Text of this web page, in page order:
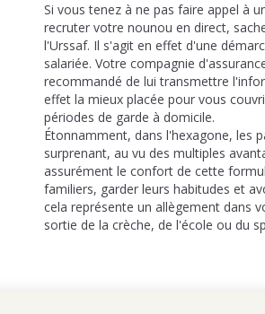
Si vous tenez à ne pas faire appel à
recruter votre nounou en direct,
l'Urssaf. Il s'agit en effet d'une
salariée. Votre compagnie
recommandé de lui transmettre
effet la mieux placée pour vous
périodes de garde à domicile.
Étonnamment, dans l'hexagone, les
surprenant, au vu des multiples
assurément le confort de cette
familiers, garder leurs habitudes et
cela représente un allègement dans
sortie de la crèche, de l'école ou du